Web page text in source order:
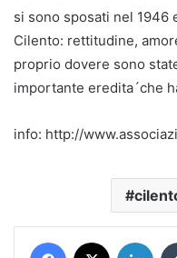
si sono sposati nel 1946
Cilento: rettitudine,
proprio dovere sono
importante eredita´che
info: http://
Facebook